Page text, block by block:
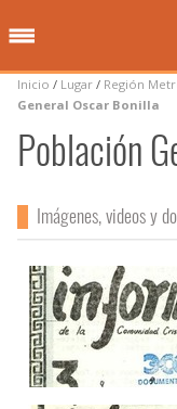
Inicio / Lugar / Región
General Oscar Bonilla
Población
Imágenes, videos y